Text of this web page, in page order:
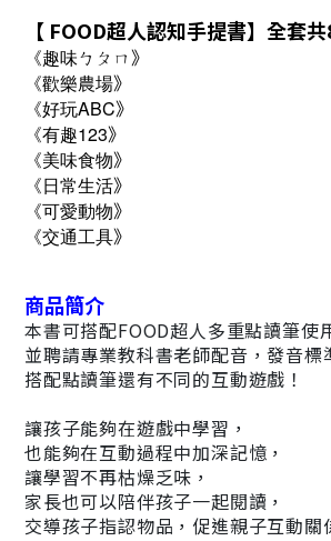
【 FOOD超人認知手提書】全套
《趣味ㄅㄆㄇ》
《歡樂農場》
《好玩ABC》
《有趣123》
《美味食物》
《日常生活》
《可愛動物》
《交通工具》
商品簡介
本書可搭配FOOD超人多重點讀筆使
並聘請專業教科書老師配音，發音標
搭配點讀筆還有不同的互動遊戲！
讓孩子能夠在遊戲中學習，
也能夠在互動過程中加深記憶，
讓學習不再枯燥乏味，
家長也可以陪伴孩子一起閱讀，
交導孩子指認物品，促進親子互動關